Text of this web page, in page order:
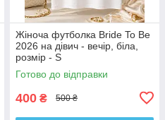
Жіноча футболка Bride To Be
2026 на дівич - вечір, біла,
розмір - S
Готово до відправки
400 ₴ 500 ₴